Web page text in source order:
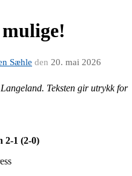
mulige!
Sæhle den 20. mai 2026
Teksten gir utrykk for
2-1 (2-0)